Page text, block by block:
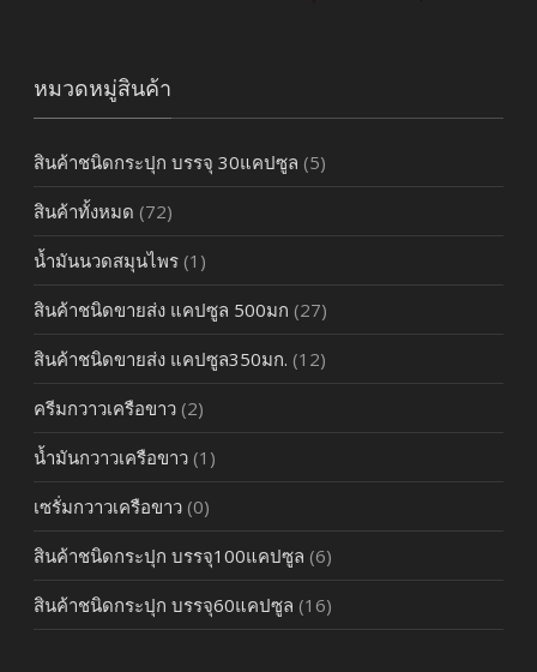
หมวดหมู่สินค้า
สินค้าชนิดกระปุก บรรจุ 30แคปซูล (5)
สินค้าทั้งหมด (72)
น้ำมันนวดสมุนไพร (1)
สินค้าชนิดขายส่ง แคปซูล 500มก (27)
สินค้าชนิดขายส่ง แคปซูล350มก. (12)
ครีมกวาวเครือขาว (2)
น้ำมันกวาวเครือขาว (1)
เซรั่มกวาวเครือขาว (0)
สินค้าชนิดกระปุก บรรจุ100แคปซูล (6)
สินค้าชนิดกระปุก บรรจุ60แคปซูล (16)